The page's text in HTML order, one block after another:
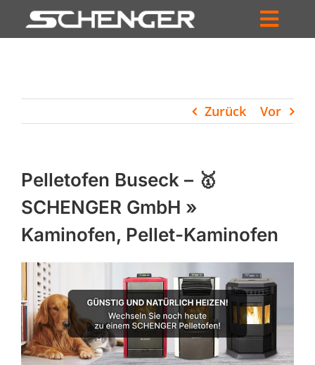
Inhalt
HÄNDLERSUCHE
UNTERNEHMEN
PROFIL
WARENKORB
PRODUCTS
SEARCH
Zurück Vor
Pelletofen Buseck – 🥇
SCHENGER GmbH »
Kaminofen, Pellet-Kaminofen